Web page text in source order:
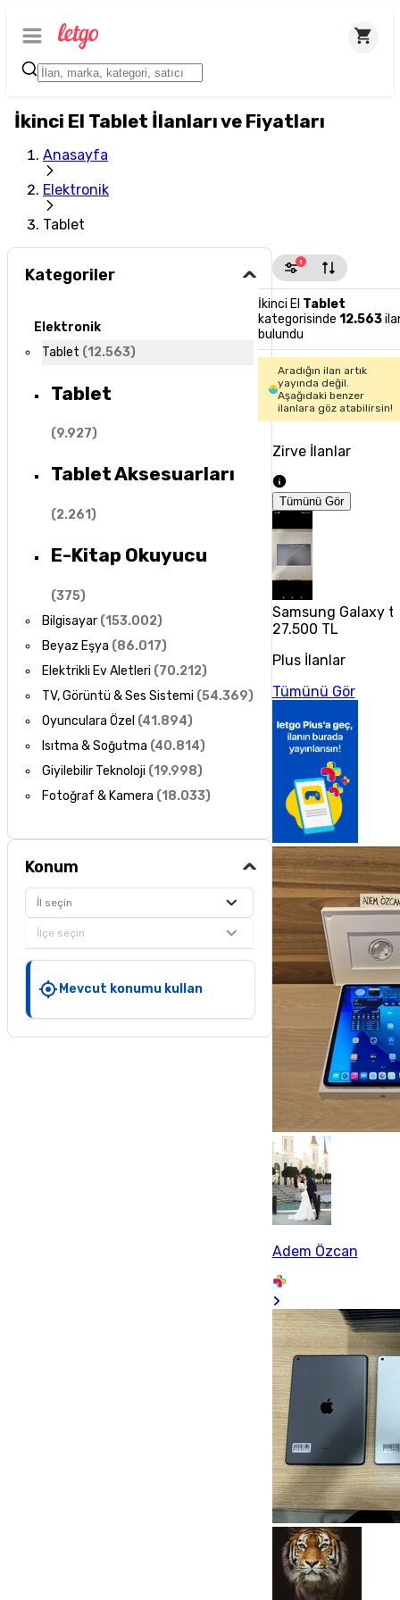
İkinci El Tablet İlanları ve Fiyatları
Anasayfa
Elektronik
Tablet
Kategoriler
Elektronik
Tablet (12.563)
Tablet
(9.927)
Tablet Aksesuarları
(2.261)
E-Kitap Okuyucu
(375)
Bilgisayar (153.002)
Beyaz Eşya (86.017)
Elektrikli Ev Aletleri (70.212)
TV, Görüntü & Ses Sistemi (54.369)
Oyunculara Özel (41.894)
Isıtma & Soğutma (40.814)
Giyilebilir Teknoloji (19.998)
Fotoğraf & Kamera (18.033)
Konum
İl seçin
İlçe seçin
Mevcut konumu kullan
1
İkinci El Tablet
kategorisinde 12.563
bulundu
Aradığın ilan artık
yayında değil.
Aşağıdaki benzer
ilanlara göz atabilirsin!
Zirve İlanlar
Tümünü Gör
Samsung Galaxy
27.500 TL
Plus İlanlar
Tümünü Gör
Adem Özcan